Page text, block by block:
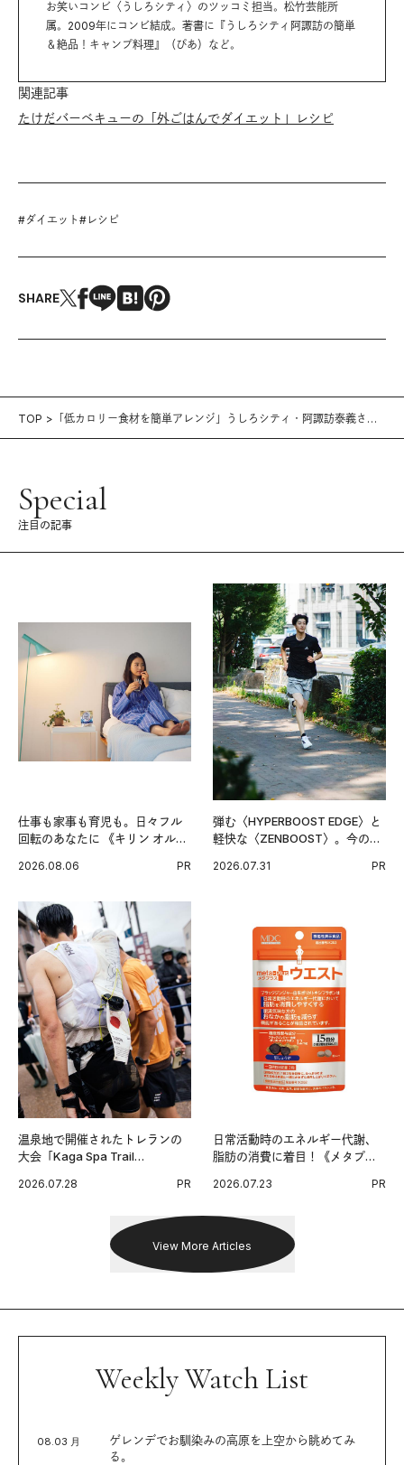
お笑いコンビ〈うしろシティ〉のツッコミ担当。松竹芸能所
属。2009年にコンビ結成。著書に『うしろシティ阿諏訪の簡単
＆絶品！キャンプ料理』（ぴあ）など。
関連記事
たけだバーベキューの「外ごはんでダイエット」レシピ
#ダイエット # レシピ
SHARE
TOP
「低カロリー食材を簡単アレンジ」うしろシティ・阿諏訪泰義さん
Special
注目の記事
仕事も家事も育児も。日々フル
回転のあなたに 《キリン オルニ
2026.08.06 PR
弾む〈HYPERBOOST EDGE〉と
軽快な〈ZENBOOST〉。今の時
出した新機軸。
2026.07.31 PR
温泉地で開催されたトレランの
大会「Kaga Spa Trail
戦を夢見るランナーたちの奮闘
2026.07.28 PR
日常活動時のエネルギー代謝、
脂肪の消費に着目！《メタプラ
習慣。
2026.07.23 PR
View More Articles
Weekly Watch List
08.03 月
ゲレンデでお馴染みの高原を上空から眺めてみ
る。